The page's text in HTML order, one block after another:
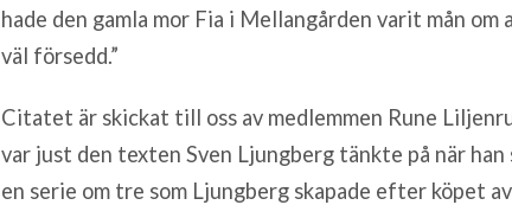
hade den gamla mor Fia i Mellangården varit mån om
väl försedd.”
Citatet är skickat till oss av medlemmen Rune
var just den texten Sven Ljungberg tänkte på när han
en serie om tre som Ljungberg skapade efter köpet